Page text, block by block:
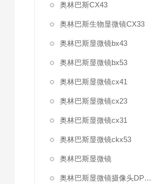
奥林巴斯CX43
奥林巴斯生物显微镜CX33
奥林巴斯显微镜bx43
奥林巴斯显微镜bx53
奥林巴斯显微镜cx41
奥林巴斯显微镜cx23
奥林巴斯显微镜cx31
奥林巴斯显微镜ckx53
奥林巴斯显微镜
奥林巴斯显微镜摄像头DP27